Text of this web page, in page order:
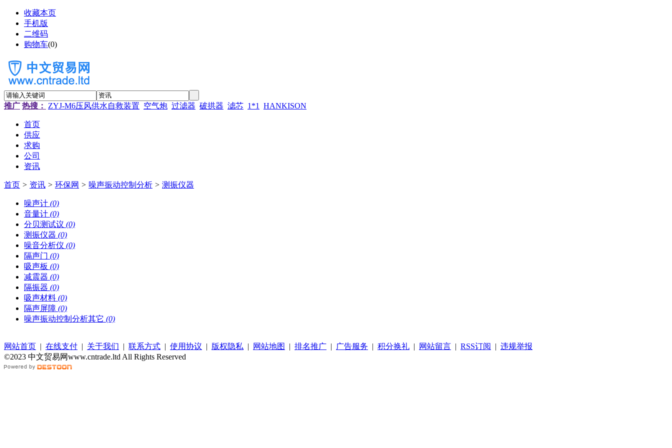
收藏本页
手机版
二维码
购物车(0)
推广 热搜： ZYJ-M6压风供水自救装置 空气炮 过滤器 破拱器 滤芯 1*1 HANKISON
首页
供应
求购
公司
资讯
首页 > 资讯 > 环保网 > 噪声振动控制分析 > 测振仪器
噪声计 (0)
音量计 (0)
分贝测试议 (0)
测振仪器 (0)
噪音分析仪 (0)
隔声门 (0)
吸声板 (0)
减震器 (0)
隔振器 (0)
吸声材料 (0)
隔声屏障 (0)
噪声振动控制分析其它 (0)
网站首页 | 在线支付 | 关于我们 | 联系方式 | 使用协议 | 版权隐私 | 网站地图 | 排名推广 | 广告服务 | 积分换礼 | 网站留言 | RSS订阅 | 违规举报
©2023 中文贸易网www.cntrade.ltd All Rights Reserved